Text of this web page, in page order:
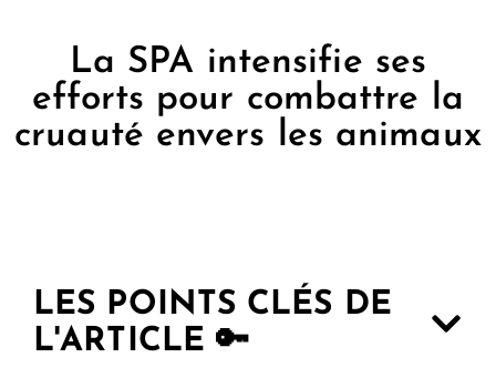
La SPA intensifie ses
efforts pour combattre la
cruauté envers les animaux
LES POINTS CLÉS DE
L'ARTICLE 🔑